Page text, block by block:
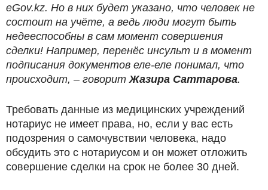
eGov.kz. Но в них будет указано, что человек не
состоит на учёте, а ведь люди могут быть
недееспособны в сам момент совершения
сделки! Например, перенёс инсульт и в момент
подписания документов еле-еле понимал, что
происходит, – говорит Жазира Саттарова.
Требовать данные из медицинских учреждений
нотариус не имеет права, но, если у вас есть
подозрения о самочувствии человека, надо
обсудить это с нотариусом и он может отложить
совершение сделки на срок не более 30 дней.